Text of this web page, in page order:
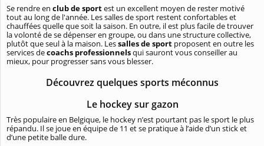
Se rendre en club de sportest un excellent moyen de rester motivé
tout au long de l'année. Les salles de sport restent confortables et
chauffées quelle que soit la saison. En outre, il est plus facile de trouver
la volonté de se dépenser en groupe, ou dans une structure collective,
plutôt que seul à la maison. Lessalles de sport proposent en outre les
services decoachs professionnelsqui sauront vous conseiller au
mieux, pour progresser sans vous blesser.
Découvrez quelques sports méconnus
Le hockey sur gazon
Très populaire en Belgique, le hockey n’est pourtant pas le sport le plus
répandu. Il se joue en équipe de 11 et se pratique à l’aide d’un stick et
d’une petite balle dure.